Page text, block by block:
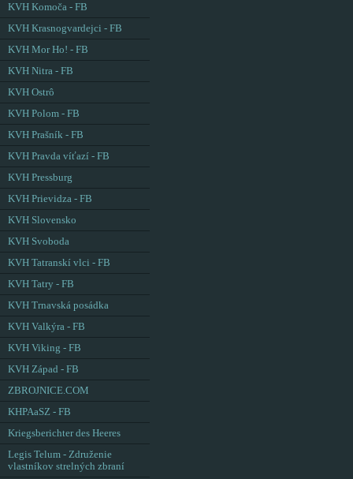
KVH Komoča - FB
KVH Krasnogvardejci - FB
KVH Mor Ho! - FB
KVH Nitra - FB
KVH Ostrô
KVH Polom - FB
KVH Prašník - FB
KVH Pravda víťazí - FB
KVH Pressburg
KVH Prievidza - FB
KVH Slovensko
KVH Svoboda
KVH Tatranskí vlci - FB
KVH Tatry - FB
KVH Trnavská posádka
KVH Valkýra - FB
KVH Viking - FB
KVH Západ - FB
ZBROJNICE.COM
KHPAaSZ - FB
Kriegsberichter des Heeres
Legis Telum - Združenie
vlastníkov strelných zbraní